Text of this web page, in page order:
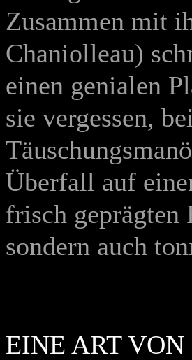
Zusammen mit
Chaniolleau)
einen genialen
sie vergessen,
Überfall auf
frisch
sondern auch
EINE ART VON